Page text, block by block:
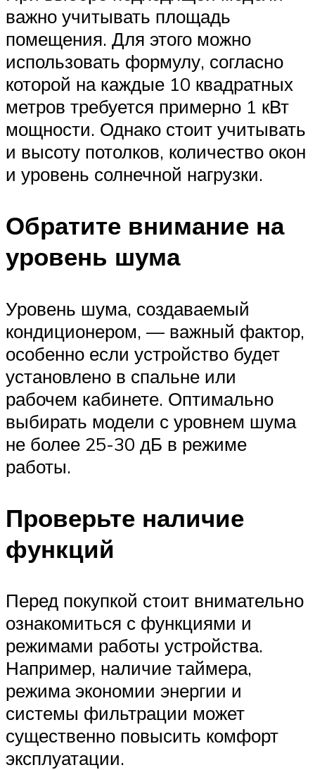
важно учитывать площадь
помещения. Для этого можно
использовать формулу, согласно
которой на каждые 10 квадратных
метров требуется примерно 1 кВт
мощности. Однако стоит учитывать
и высоту потолков, количество окон
и уровень солнечной нагрузки.
Обратите внимание на
уровень шума
Уровень шума, создаваемый
кондиционером, — важный фактор,
особенно если устройство будет
установлено в спальне или
рабочем кабинете. Оптимально
выбирать модели с уровнем шума
не более 25-30 дБ в режиме
работы.
Проверьте наличие
функций
Перед покупкой стоит внимательно
ознакомиться с функциями и
режимами работы устройства.
Например, наличие таймера,
режима экономии энергии и
системы фильтрации может
существенно повысить комфорт
эксплуатации.